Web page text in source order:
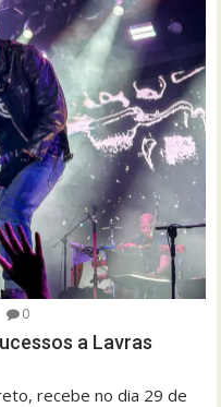
0
a Lavras
recebe no dia 29 de